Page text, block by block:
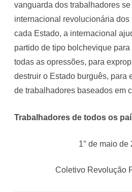
vanguarda dos trabalhadores
internacional revolucionária dos
cada Estado, a internacional
partido de tipo bolchevique
todas as opressões, para
destruir o Estado burguês, para
de trabalhadores baseados em
Trabalhadores de todos os
1° de maio de
Coletivo Revolução